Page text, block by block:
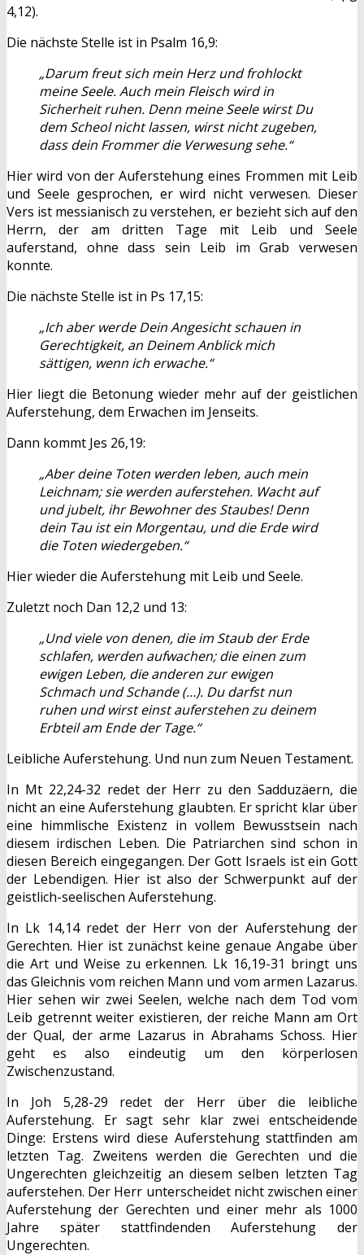
4,12).
Die nächste Stelle ist in Psalm 16,9:
„Darum freut sich mein Herz und frohlockt
meine Seele. Auch mein Fleisch wird in
Sicherheit ruhen. Denn meine Seele wirst Du
dem Scheol nicht lassen, wirst nicht zugeben,
dass dein Frommer die Verwesung sehe.“
Hier wird von der Auferstehung eines Frommen mit Leib
und Seele gesprochen, er wird nicht verwesen. Dieser
Vers ist messianisch zu verstehen, er bezieht sich auf den
Herrn, der am dritten Tage mit Leib und Seele
auferstand, ohne dass sein Leib im Grab verwesen
konnte.
Die nächste Stelle ist in Ps 17,15:
„Ich aber werde Dein Angesicht schauen in
Gerechtigkeit, an Deinem Anblick mich
sättigen, wenn ich erwache.“
Hier liegt die Betonung wieder mehr auf der geistlichen
Auferstehung, dem Erwachen im Jenseits.
Dann kommt Jes 26,19:
„Aber deine Toten werden leben, auch mein
Leichnam; sie werden auferstehen. Wacht auf
und jubelt, ihr Bewohner des Staubes! Denn
dein Tau ist ein Morgentau, und die Erde wird
die Toten wiedergeben.“
Hier wieder die Auferstehung mit Leib und Seele.
Zuletzt noch Dan 12,2 und 13:
„Und viele von denen, die im Staub der Erde
schlafen, werden aufwachen; die einen zum
ewigen Leben, die anderen zur ewigen
Schmach und Schande (…). Du darfst nun
ruhen und wirst einst auferstehen zu deinem
Erbteil am Ende der Tage.“
Leibliche Auferstehung. Und nun zum Neuen Testament.
In Mt 22,24-32 redet der Herr zu den Sadduzäern, die
nicht an eine Auferstehung glaubten. Er spricht klar über
eine himmlische Existenz in vollem Bewusstsein nach
diesem irdischen Leben. Die Patriarchen sind schon in
diesen Bereich eingegangen. Der Gott Israels ist ein Gott
der Lebendigen. Hier ist also der Schwerpunkt auf der
geistlich-seelischen Auferstehung.
In Lk 14,14 redet der Herr von der Auferstehung der
Gerechten. Hier ist zunächst keine genaue Angabe über
die Art und Weise zu erkennen. Lk 16,19-31 bringt uns
das Gleichnis vom reichen Mann und vom armen Lazarus.
Hier sehen wir zwei Seelen, welche nach dem Tod vom
Leib getrennt weiter existieren, der reiche Mann am Ort
der Qual, der arme Lazarus in Abrahams Schoss. Hier
geht es also eindeutig um den körperlosen
Zwischenzustand.
In Joh 5,28-29 redet der Herr über die leibliche
Auferstehung. Er sagt sehr klar zwei entscheidende
Dinge: Erstens wird diese Auferstehung stattfinden am
letzten Tag. Zweitens werden die Gerechten und die
Ungerechten gleichzeitig an diesem selben letzten Tag
auferstehen. Der Herr unterscheidet nicht zwischen einer
Auferstehung der Gerechten und einer mehr als 1000
Jahre später stattfindenden Auferstehung der
Ungerechten.